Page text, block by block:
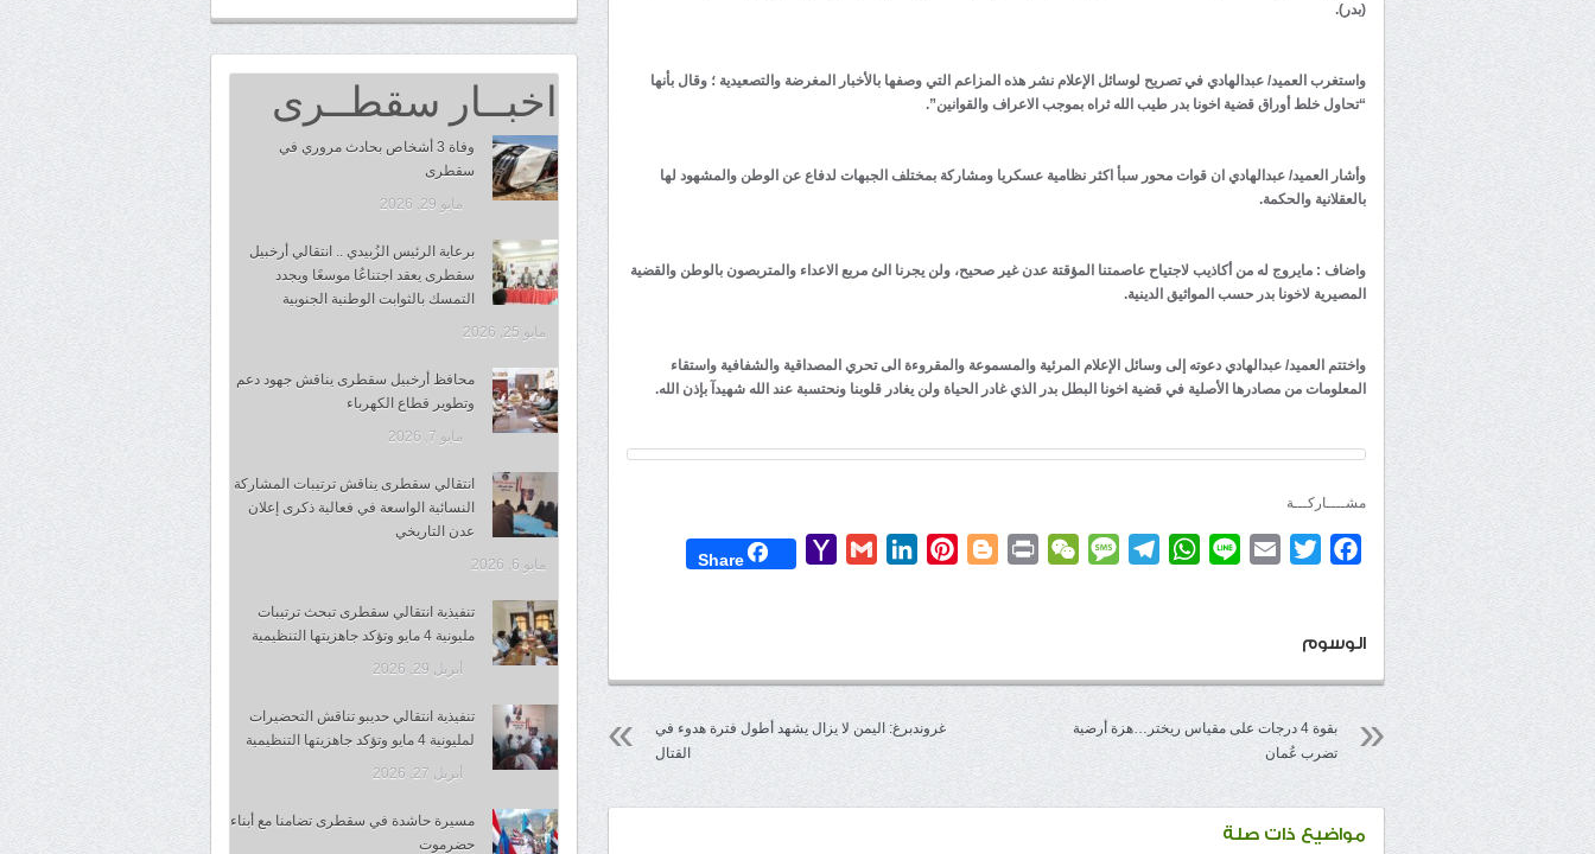
(بدر).
واستغرب العميد/ عبدالهادي في تصريح لوسائل الإعلام نشر هذه المزاعم التي وصفها بالأخبار المغرضة والتصعيدية ؛ وقال بأنها
“تحاول خلط أوراق قضية اخونا بدر طيب الله ثراه بموجب الاعراف والقوانين”.
وأشار العميد/ عبدالهادي ان قوات محور سبأ اكثر نظامية عسكريا ومشاركة بمختلف الجبهات لدفاع عن الوطن والمشهود لها
بالعقلانية والحكمة.
واضاف : مايروج له من أكاذيب لاجتياح عاصمتنا المؤقتة عدن غير صحيح، ولن يجرنا الئ مربع الاعداء والمتربصون بالوطن والقضية
المصيرية لاخونا بدر حسب المواثيق الدينية.
واختتم العميد/ عبدالهادي دعوته إلى وسائل الإعلام المرئية والمسموعة والمقروءة الى تحري المصداقية والشفافية واستقاء
المعلومات من مصادرها الأصلية في قضية اخونا البطل بدر الذي غادر الحياة ولن يغادر قلوبنا ونحتسبة عند الله شهيدآ بإذن الله.
مشــــاركـــة
Facebook
Twitter
Email
Line
WhatsApp
Telegram
Message
WeChat
Print
Blogger
Pinterest
LinkedIn
Gmail
Yahoo
Share
الوسوم
غروندبرغ: اليمن لا يزال يشهد أطول فترة هدوء في
القتال
بقوة 4 درجات على مقياس ريختر…هزة أرضية
تضرب عُمان
مواضيع ذات صلة
اخبــار سقطــرى
وفاة 3 أشخاص بحادث مروري في
سقطرى
مايو 29, 2026
برعاية الرئيس الزُبيدي .. انتقالي أرخبيل
سقطرى يعقد اجتناعُا موسعًا ويجدد
التمسك بالثوابت الوطنية الجنوبية
مايو 25, 2026
محافظ أرخبيل سقطرى يناقش جهود دعم
وتطوير قطاع الكهرباء
مايو 7, 2026
انتقالي سقطرى يناقش ترتيبات المشاركة
النسائية الواسعة في فعالية ذكرى إعلان
عدن التاريخي
مايو 6, 2026
تنفيذية انتقالي سقطرى تبحث ترتيبات
مليونية 4 مايو وتؤكد جاهزيتها التنظيمية
أبريل 29, 2026
تنفيذية انتقالي حديبو تناقش التحضيرات
لمليونية 4 مايو وتؤكد جاهزيتها التنظيمية
أبريل 27, 2026
مسيرة حاشدة في سقطرى تضامنا مع أبناء
حضرموت